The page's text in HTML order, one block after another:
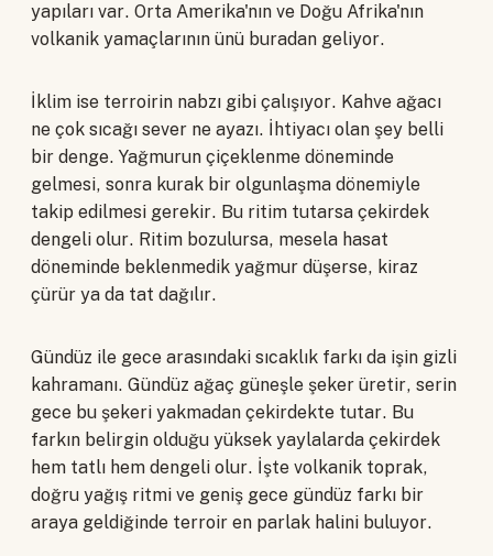
yapıları var. Orta Amerika'nın ve Doğu Afrika'nın
volkanik yamaçlarının ünü buradan geliyor.
İklim ise terroirin nabzı gibi çalışıyor. Kahve ağacı
ne çok sıcağı sever ne ayazı. İhtiyacı olan şey belli
bir denge. Yağmurun çiçeklenme döneminde
gelmesi, sonra kurak bir olgunlaşma dönemiyle
takip edilmesi gerekir. Bu ritim tutarsa çekirdek
dengeli olur. Ritim bozulursa, mesela hasat
döneminde beklenmedik yağmur düşerse, kiraz
çürür ya da tat dağılır.
Gündüz ile gece arasındaki sıcaklık farkı da işin gizli
kahramanı. Gündüz ağaç güneşle şeker üretir, serin
gece bu şekeri yakmadan çekirdekte tutar. Bu
farkın belirgin olduğu yüksek yaylalarda çekirdek
hem tatlı hem dengeli olur. İşte volkanik toprak,
doğru yağış ritmi ve geniş gece gündüz farkı bir
araya geldiğinde terroir en parlak halini buluyor.